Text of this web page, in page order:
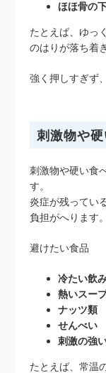
ほほ骨の
たとえば、ゆっ
のはりが落ち着
強く押しすぎず
刺激物や
刺激物や硬い食
す。
炎症が残ってい
負担がへります。
避けたい食品
冷たい飲
熱いスー
ナッツ類
せんべい
刺激の強
たとえば、常温